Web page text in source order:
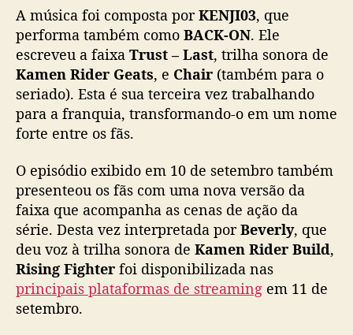
n
e
r
p
r
e
d
p
o
r
B
e
v
A música foi composta porKENJI03, que
performa também como BACK-ON. Ele
escreveu a faixa Trust – Last, trilha sonora de
Kamen Rider Geats, e Chair (também para o
seriado). Esta é sua terceira vez trabalhando
para a franquia, transformando-o em um nome
forte entre os fãs.
O episódio exibido em 10 de setembro também
presenteou os fãs com uma nova versão da
faixa que acompanha as cenas de ação da
série. Desta vez interpretada porBeverly, que
deu voz à trilha sonora de Kamen Rider Build,
Rising Fighter foi disponibilizada nas
principais plataformas de streaming em 11 de
setembro.